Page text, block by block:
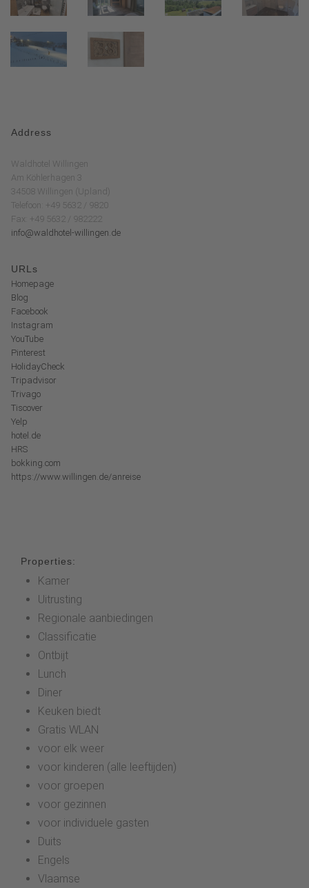
Address
Waldhotel Willingen
Am Köhlerhagen 3
34508 Willingen (Upland)
Telefoon: +49 5632 / 9820
Fax: +49 5632 / 982222
info@waldhotel-willingen.de
URLs
Homepage
Blog
Facebook
Instagram
YouTube
Pinterest
HolidayCheck
Tripadvisor
Trivago
Tiscover
Yelp
hotel.de
HRS
bokking.com
https://www.willingen.de/anreise
Properties:
Kamer
Uitrusting
Regionale aanbiedingen
Classificatie
Ontbijt
Lunch
Diner
Keuken biedt
Gratis WLAN
voor elk weer
voor kinderen (alle leeftijden)
voor groepen
voor gezinnen
voor individuele gasten
Duits
Engels
Vlaamse